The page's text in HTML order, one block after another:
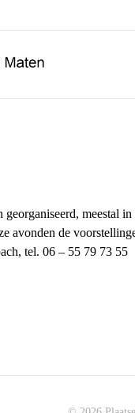
avonden de
tel. 06 – 55 79 73 55